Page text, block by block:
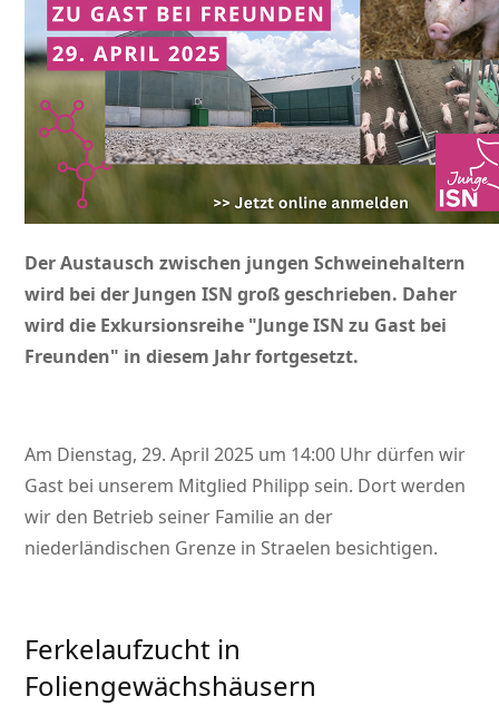
Der Austausch zwischen jungen Schweinehaltern
wird bei der Jungen ISN groß geschrieben. Daher
wird die Exkursionsreihe Junge ISN zu Gast bei
Freunden
in diesem Jahr fortgesetzt.
Am Dienstag, 29. April 2025 um 14:00 Uhr dürfen wir
Gast bei unserem Mitglied Philipp sein. Dort werden
wir den Betrieb seiner Familie an der
niederländischen Grenze in Straelen besichtigen.
Ferkelaufzucht in
Foliengewächshäusern